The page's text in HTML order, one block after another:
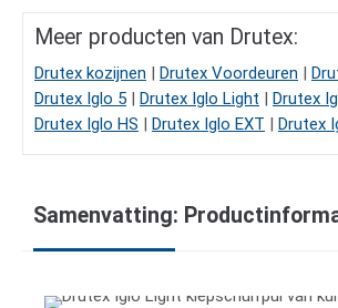
Meer producten van Drutex:
Drutex kozijnen | Drutex Voordeuren |
Drutex Iglo 5 | Drutex Iglo Light | Drutex
Drutex Iglo HS | Drutex Iglo EXT | Drutex
Samenvatting: